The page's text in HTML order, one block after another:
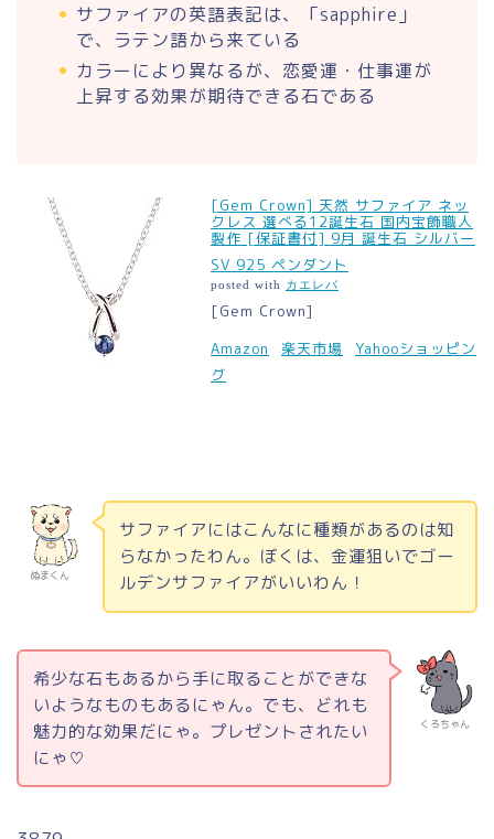
サファイアの英語表記は、「sapphire」
で、ラテン語から来ている
カラーにより異なるが、恋愛運・仕事運が
上昇する効果が期待できる石である
[Gem Crown] 天然 サファイア ネッ
クレス 選べる12誕生石 国内宝飾職人
製作 [保証書付] 9月 誕生石 シルバー
SV 925 ペンダント
posted with カエレバ
[Gem Crown]
Amazon
楽天市場
Yahooショッピン
グ
ぬまくん
サファイアにはこんなに種類があるのは知
らなかったわん。ぼくは、金運狙いでゴー
ルデンサファイアがいいわん！
くろちゃん
希少な石もあるから手に取ることができな
いようなものもあるにゃん。でも、どれも
魅力的な効果だにゃ。プレゼントされたい
にゃ♡